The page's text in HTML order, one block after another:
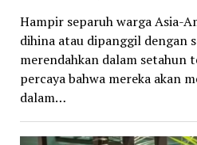
Hampir separuh warga Asia-
dihina atau dipanggil dengan
merendahkan dalam setahun
percaya bahwa mereka akan
dalam…